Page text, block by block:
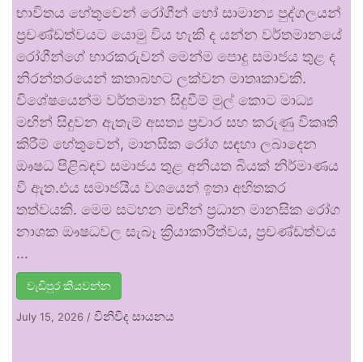
භාවිතය හේතුවෙන් රෝගීන් හෝ සාමාන්‍ය පුද්ගලයන්
ප්‍රචණ්ඩත්වයට යොමු විය හැකි ද යන්න වර්තමානයේ
රෝගීන්ගේ භාරකරුවන් මෙන්ම පොදු සමාජය තුළ ද
නිරන්තරයෙන් කතාබහට ලක්වන මාතෘකාවකි.
විශේෂයෙන්ම වර්තමාන සිදුවීම් මුල් කොට මාධ්‍ය
මඟින් සිදුවන ඇතැම් අසත්‍ය ප්‍රචාර සහ කරුණු විකෘති
කිරීම් හේතුවෙන්, මානසික රෝග සඳහා ලබාදෙන
ඖෂධ පිළිබඳව සමාජය තුළ අනියත බියක් නිර්මාණය
වී ඇත.එය සමාජයීය වශයෙන් ඉතා අහිතකර
තත්වයකි. මෙම සටහන මඟින් ප්‍රධාන මානසික රෝග
නාශක ඖෂධවල සැබෑ ක්‍රියාකාරීත්වය, ප්‍රචණ්ඩත්වය
…
වැඩිපුර කියවන්න
July 15, 2026 / විනිවිද සායනය